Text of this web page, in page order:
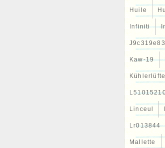
Huile
Infiniti
Kaw-19
Linceul
Lr013844
Mallette